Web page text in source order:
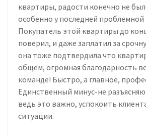
квартиры, радости конечно не
особенно у последней
Покупатель этой квартиры до
поверил, и даже заплатил за
она тоже подтвердила что
общем, огромная благодарность
команде! Быстро, а главное,
Единственный минус-не
ведь это важно, успокоить
ситуации.